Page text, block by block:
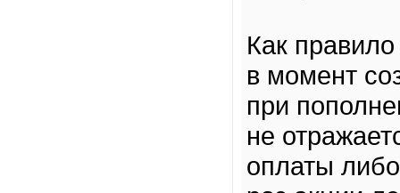
Как
в момент
при
не
оплаты